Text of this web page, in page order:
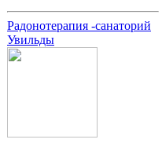
Радонотерапия -санаторий
Увильды